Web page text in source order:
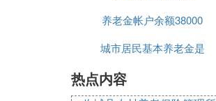
养老金帐户余额38000
城市居民基本养老金是
热点内容